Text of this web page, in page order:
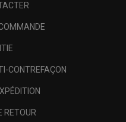
CONTREFAÇON
RETOUR